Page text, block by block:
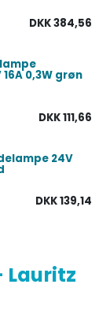
DKK384,56
lampe
0,3W grøn
DKK111,66
24V
DKK139,14
Lauritz